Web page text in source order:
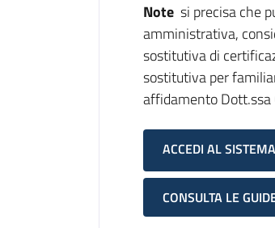
Note si precisa che
amministrativa,
sostitutiva di
sostitutiva per
affidamento Dott.ssa
ACCEDI AL
CONSULTA LE